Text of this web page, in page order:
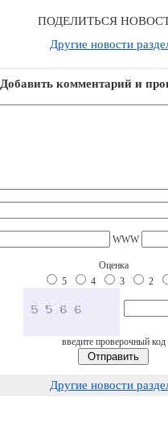
ПОДЕЛИТЬСЯ
Другие новости
Добавить комментарий и
WWW
Оценка
5
4 3 2
введите проверочный код
Другие новости